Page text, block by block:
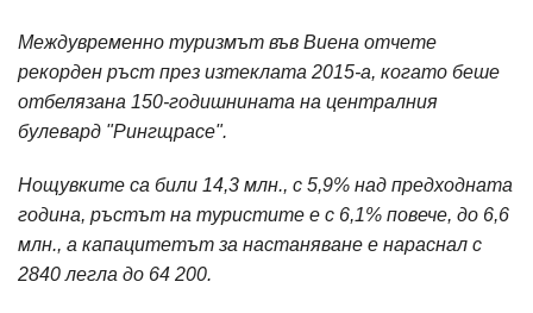
Междувременно туризмът във Виена отчете
рекорден ръст през изтеклата 2015-а, когато беше
отбелязана 150-годишнината на централния
булевард "Рингщрасе".
Нощувките са били 14,3 млн., с 5,9% над предходната
година, ръстът на туристите е с 6,1% повече, до 6,6
млн., а капацитетът за настаняване е нараснал с
2840 легла до 64 200.